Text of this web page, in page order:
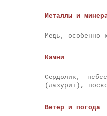
Металлы и
Медь, особенно
Камни
Сердолик,
(лазурит),
Ветер и погода